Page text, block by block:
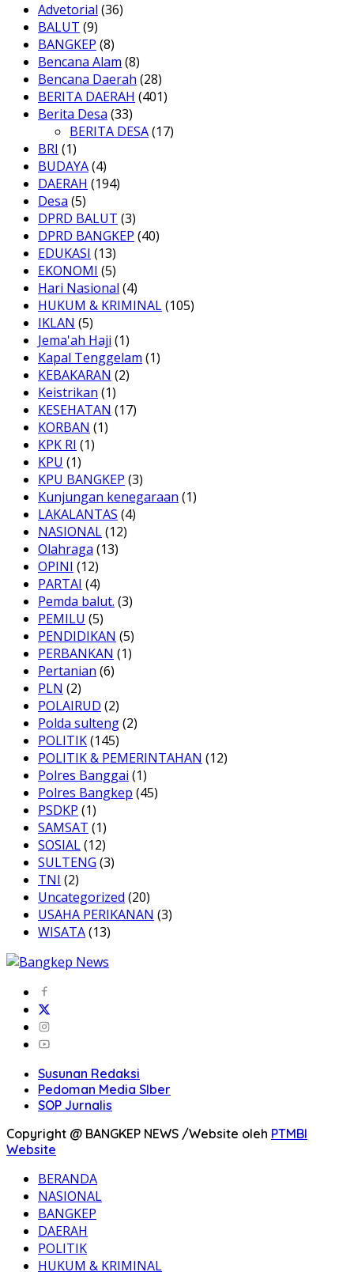
Advetorial (36)
BALUT (9)
BANGKEP (8)
Bencana Alam (8)
Bencana Daerah (28)
BERITA DAERAH (401)
Berita Desa (33)
BERITA DESA(17)
BRI (1)
BUDAYA(4)
DAERAH (194)
Desa (5)
DPRD BALUT (3)
DPRD BANGKEP (40)
EDUKASI (13)
EKONOMI (5)
Hari Nasional (4)
HUKUM & KRIMINAL(105)
IKLAN (5)
Jema'ah Haji (1)
Kapal Tenggelam (1)
KEBAKARAN (2)
Keistrikan (1)
KESEHATAN (17)
KORBAN (1)
KPK RI (1)
KPU (1)
KPU BANGKEP (3)
Kunjungan kenegaraan (1)
LAKALANTAS (4)
NASIONAL(12)
Olahraga (13)
OPINI (12)
PARTAI (4)
Pemda balut. (3)
PEMILU (5)
PENDIDIKAN (5)
PERBANKAN (1)
Pertanian (6)
PLN (2)
POLAIRUD (2)
Polda sulteng(2)
POLITIK(145)
POLITIK & PEMERINTAHAN (12)
Polres Banggai (1)
Polres Bangkep (45)
PSDKP (1)
SAMSAT (1)
SOSIAL(12)
SULTENG (3)
TNI (2)
Uncategorized (20)
USAHA PERIKANAN (3)
WISATA(13)
Susunan Redaksi
Pedoman Media SIber
SOP Jurnalis
Copyright @ BANGKEP NEWS /Website oleh PTMBI
Website
BERANDA
NASIONAL
BANGKEP
DAERAH
POLITIK
HUKUM & KRIMINAL